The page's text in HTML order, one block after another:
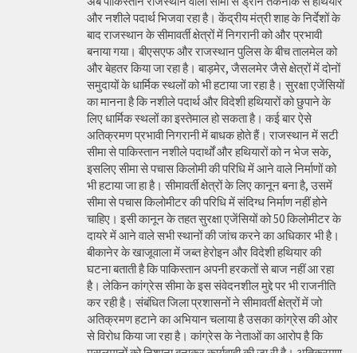
और नशीले पदार्थ भिजवा रहा है। केंद्रीय मंत्री शाह के निर्देशों के
बाद राजस्थान के सीमावर्ती क्षेत्रों में निगरानी को और प्रभावी
बनाया गया। बीएसएफ और राजस्थान पुलिस के बीच तालमेल को
और बेहतर किया जा रहा है। बाड़मेर, जैसलमेर जैसे क्षेत्रों में दोनों
समुदायों के धार्मिक स्थलों को भी हटाया जा रहा है। सुरक्षा एजेंसियों
का मानना है कि नशीले पदार्थ और विदेशी हथियारों को छुपाने के
लिए धार्मिक स्थलों का इस्तेमाल हो सकता है। कई बार ऐसे
अतिक्रमण प्रभावी निगरानी में बाधक होते हैं। राजस्थान में सटी
सीमा से पाकिस्तान नशीले पदार्थों और हथियारों को न भेज सके,
इसलिए सीमा से पचास किलोमी की परिधि में आने वाले निर्माणों को
भी हटाया जा हा है। सीमावर्ती क्षेत्रों के लिए कानून बना है, उसमें
सीमा से पचास किलोमीटर की परिधि में संदिग्ध निर्माण नहीं होने
चाहिए। इसी कानून के तहत सुरक्षा एजेंसियों को 50 किलोमीटर के
दायरे में आने वाले सभी स्थानों की जांच करने का अधिकार भी है।
बीकानेर के खाजूवाला में जब्त हेरोइन और विदेशी हथियार की
घटना बताती है कि पाकिस्तान अपनी हरकतों से बाज नहीं आ रहा
है। लेकिन कांग्रेस सीमा के इस संवेदनशील मुद्दे पर भी राजनीति
कर रही है। संबंधित जिला प्रशासनों ने सीमावर्ती क्षेत्रों में जो
अतिक्रमण हटाने का अभियान चलाया है उसका कांग्रेस की ओर
से विरोध किया जा रहा है। कांग्रेस के नेताओं का आरोप है कि